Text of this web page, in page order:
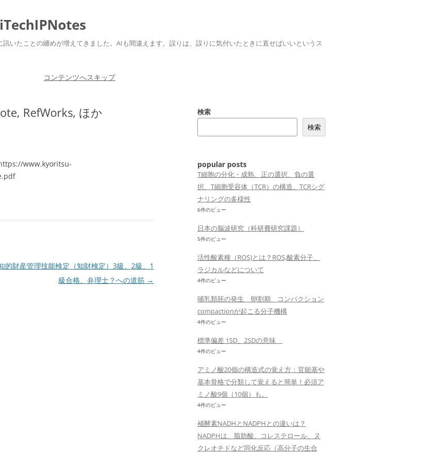
いたことの纏めが増えてきました。AIも間違えます。誤りは、誤りに気付いたときに直せばいいというス
コンテンツへスキップ
RefWorks, ほか
www.kyoritsu-
的財産管理技能検定（知財検定）3級、2級、1
級合格、弁理士？への道筋 →
検索
検索
popular posts
T細胞の分化・成熟、正の選択、負の選
択、T細胞受容体（TCR）の構造、TCRシグ
ナリングの多様性
6件のビュー
日本の脳波研究（科研費研究課題）
5件のビュー
活性酸素種（ROS)とは？ROS,酸素分子、
ラジカルなどについて
4件のビュー
哺乳類胚の発生 卵割期 コンパクション
compactionが起こる分子機構
4件のビュー
標準偏差 1SD、2SDの意味
4件のビュー
アミノ酸20個の構造式の覚え方：官能基や
基本骨格で分類して覚えると簡単！必須ア
ミノ酸9個（10個）も。
4件のビュー
補酵素NADHとNADPHとの違いは？
NADPHは、脂肪酸、コレステロール、ヌ
クレオチドなど同化反応（高分子の生合